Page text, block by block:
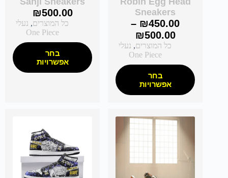
Sneakers
₪450.00
–
₪500.00
כל המוצרים, נעלי
One Piece
בחר
אפשרויות
₪500.00
כל המוצרים, נעלי
One Piece
בחר
אפשרויות